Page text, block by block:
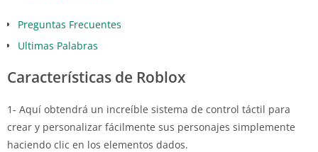
Preguntas Frecuentes
Ultimas Palabras
Características de Roblox
1- Aquí obtendrá un increíble sistema de control táctil para
crear y personalizar fácilmente sus personajes simplemente
haciendo clic en los elementos dados.